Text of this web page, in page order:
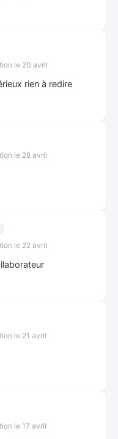
le 20 avril
rien à redire
le 28 avril
le 22 avril
le 21 avril
le 17 avril